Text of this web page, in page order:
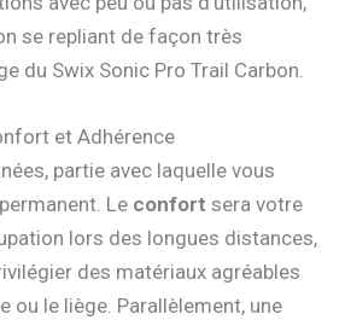
se repliant de façon très
du Swix Sonic Pro Trail Carbon.
et Adhérence
partie avec laquelle vous
Le confort sera votre
lors des longues distances,
des matériaux agréables
ou le liège. Parallèlement, une